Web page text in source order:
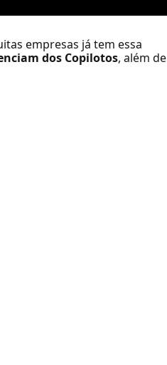
empresas já tem essa
dos Copilotos, além de